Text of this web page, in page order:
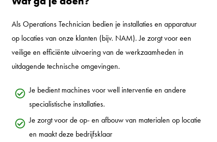
Als Operations Technician bedien je installaties en apparatuur
op locaties van onze klanten (bijv. NAM). Je zorgt voor een
veilige en efficiënte uitvoering van de werkzaamheden in
uitdagende technische omgevingen.
Je bedient machines voor well interventie en andere
specialistische installaties.
Je zorgt voor de op- en afbouw van materialen op locatie
en maakt deze bedrijfsklaar